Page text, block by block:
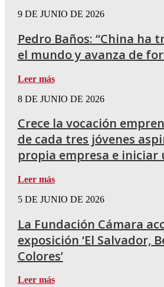
9 DE JUNIO DE 2026
Pedro Baños: “China ha
el mundo y avanza de
Leer más
8 DE JUNIO DE 2026
Crece la vocación
de cada tres jóvenes
propia empresa e iniciar
Leer más
5 DE JUNIO DE 2026
La Fundación Cámara
exposición ‘El Salvador,
Colores’
Leer más